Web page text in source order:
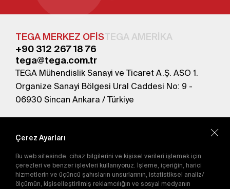
TEGA MERKEZ OFİSTEGA AMERİKA
+90 312 267 18 76
tega@tega.com.tr
TEGA Mühendislik Sanayi ve Ticaret A.Ş. ASO 1.
Organize Sanayi Bölgesi Ural Caddesi No: 9 -
06930 Sincan Ankara / Türkiye
abone olun.
Gönder
Abone olarakGizlilik Politikası'nı
kabul etmiş
Çerez Ayarları
Bu web sitesinde, cihaz bilgilerini ve kişisel verileri işlemek için
çerezleri ve benzer işlevleri kullanıyoruz. İşleme, içeriğin, harici
hizmetlerin ve üçüncü şahısların unsurlarının, istatistiksel analiz/
ölçümün, kişiselleştirilmiş reklamcılığın ve sosyal medyanın